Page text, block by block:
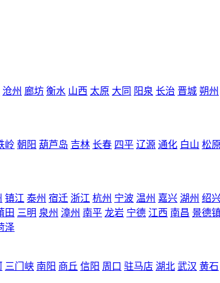
沧州 廊坊 衡水 山西 太原 大同 阳泉 长治 晋城 朔州
岭 朝阳 葫芦岛 吉林 长春 四平 辽源 通化 白山 松原
镇江 泰州 宿迁 浙江 杭州 宁波 温州 嘉兴 湖州 绍
田 三明 泉州 漳州 南平 龙岩 宁德 江西 南昌 景德
泽
三门峡 南阳 商丘 信阳 周口 驻马店 湖北 武汉 黄石